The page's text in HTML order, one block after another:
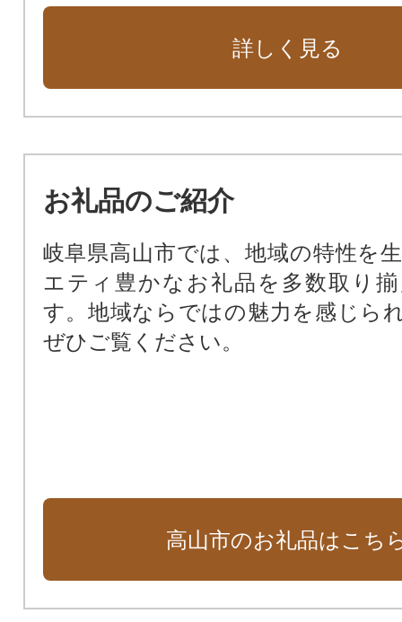
詳しく見る
お礼品のご紹介
岐阜県高山市では、地域の特性を
エティ豊かなお礼品を多数取り
す。地域ならではの魅力を感じら
ぜひご覧ください。
高山市のお礼品はこち